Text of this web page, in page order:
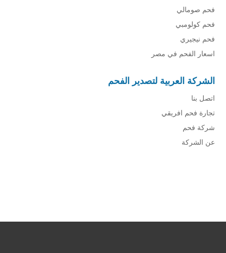
فحم صومالي
فحم كولومبي
فحم نيجيري
اسعار الفحم في مصر
الشركة العربية لتصدير الفحم
اتصل بنا
تجارة فحم افريقي
شركة فحم
عن الشركة